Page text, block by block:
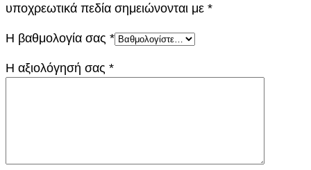
υποχρεωτικά πεδία σημειώνονται με *
Η βαθμολογία σας *
Η αξιολόγησή σας *